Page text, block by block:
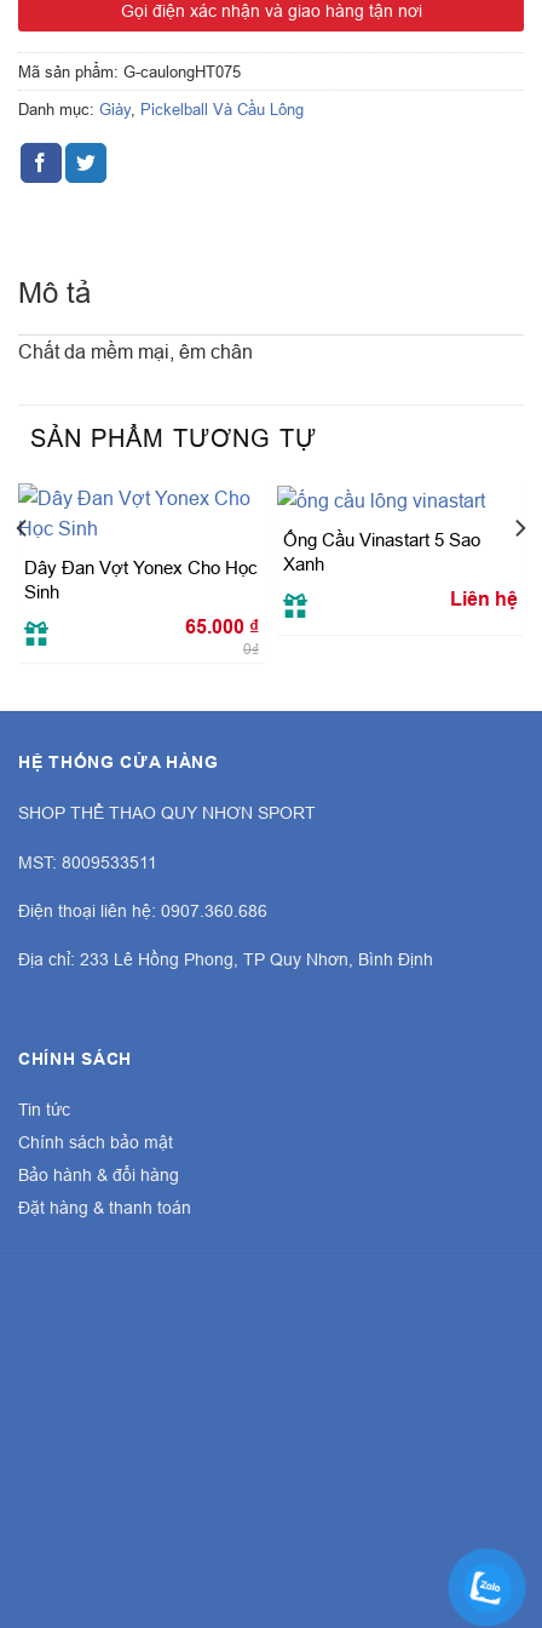
Gọi điện xác nhận và giao hàng tận nơi
Mã sản phẩm: G-caulongHT075
Danh mục: Giày, Pickelball Và Cầu Lông
Mô tả
Chất da mềm mại, êm chân
SẢN PHẨM TƯƠNG TỰ
Dây Đan Vợt Yonex Cho Học
Sinh
65.000 ₫
0₫
Ống Cầu Vinastart 5 Sao
Xanh
Liên hệ
HỆ THỐNG CỬA HÀNG
SHOP THỂ THAO QUY NHƠN SPORT
MST: 8009533511
Điện thoại liên hệ: 0907.360.686
Địa chỉ: 233 Lê Hồng Phong, TP Quy Nhơn, Bình Định
CHÍNH SÁCH
Tin tức
Chính sách bảo mật
Bảo hành & đổi hàng
Đặt hàng & thanh toán